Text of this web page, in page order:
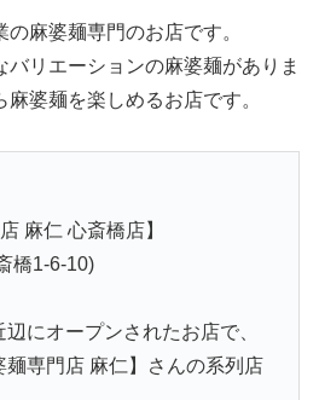
麻婆麺専門のお店です。
バリエーションの麻婆麺がありま
婆麺を楽しめるお店です。
麻仁 心斎橋店】
橋1-6-10)
にオープンされたお店で、
専門店 麻仁】さんの系列店